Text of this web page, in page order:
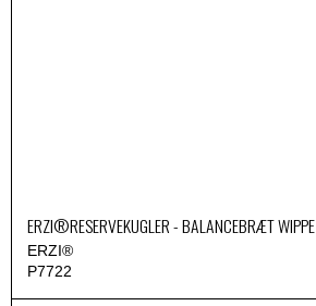
ERZI®RESERVEKUGLER - BALANCEBRÆT WIPPE
ERZI®
P7722